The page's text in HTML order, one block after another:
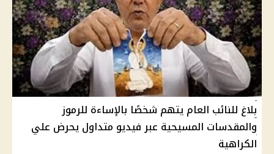
بلاغ للنائب العام يتهم شخصًا بالإساءة للرموز
والمقدسات المسيحية عبر فيديو متداول يحرض علي
الكراهية